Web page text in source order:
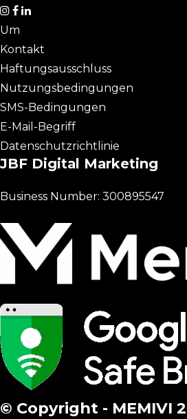
Um
Kontakt
Haftungsausschluss
Nutzungsbedingungen
SMS-Bedingungen
E-Mail-Begriff
Datenschutzrichtlinie
JBF Digital Marketing
Business Number: 300895547
© Copyright - MEMIVI